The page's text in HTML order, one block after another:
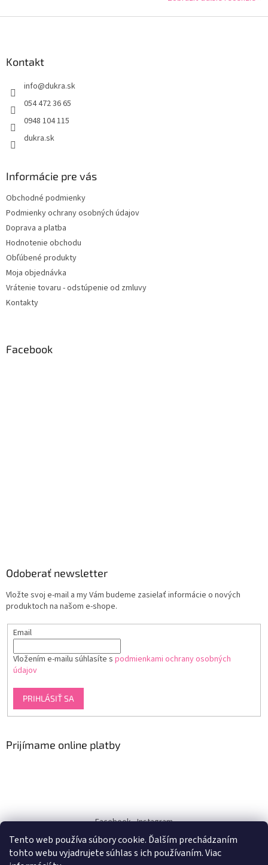
Tento web používa súbory cookie. Ďalším prechádzaním
tohto webu vyjadrujete súhlas s ich používaním. Viac
Kontakt
info@dukra.sk
054 472 36 65
0948 104 115
dukra.sk
Informácie pre vás
Obchodné podmienky
Podmienky ochrany osobných údajov
Doprava a platba
Hodnotenie obchodu
Obľúbené produkty
Moja objednávka
Vrátenie tovaru - odstúpenie od zmluvy
Kontakty
Facebook
Odoberať newsletter
Vložte svoj e-mail a my Vám budeme zasielať informácie o nových
produktoch na našom e-shope.
Email
Vložením e-mailu súhlasíte s podmienkami ochrany osobných
údajov
PRIHLÁSIŤ SA
Prijímame online platby
Facebook Instagram
dukra-white